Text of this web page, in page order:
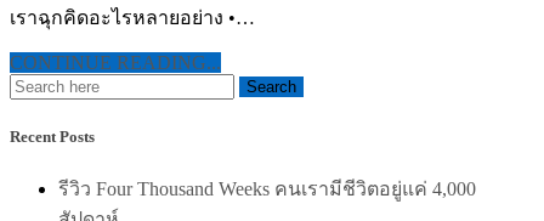
เราฉุกคิดอะไรหลายอย่าง •…
CONTINUE READING...
Recent Posts
รีวิว Four Thousand Weeks คนเรามีชีวิตอยู่แค่ 4,000